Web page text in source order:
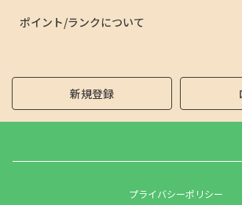
ポイント/ランクについて
新規登録
プライバシーポリシー